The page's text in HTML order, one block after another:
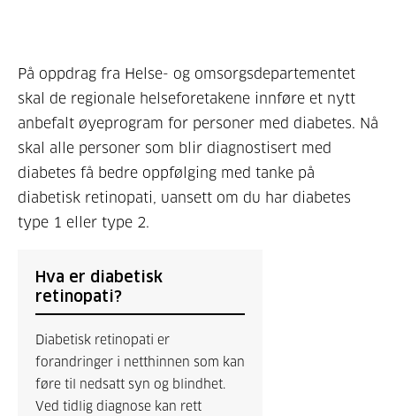
På oppdrag fra Helse- og omsorgsdepartementet
skal de regionale helseforetakene innføre et nytt
anbefalt øyeprogram for personer med diabetes. Nå
skal alle personer som blir diagnostisert med
diabetes få bedre oppfølging med tanke på
diabetisk retinopati, uansett om du har diabetes
type 1 eller type 2.
Hva er diabetisk
retinopati?
Diabetisk retinopati er
forandringer i netthinnen som kan
føre til nedsatt syn og blindhet.
Ved tidlig diagnose kan rett